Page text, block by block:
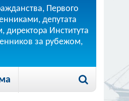
Первого
депутата
Института
за рубежом,